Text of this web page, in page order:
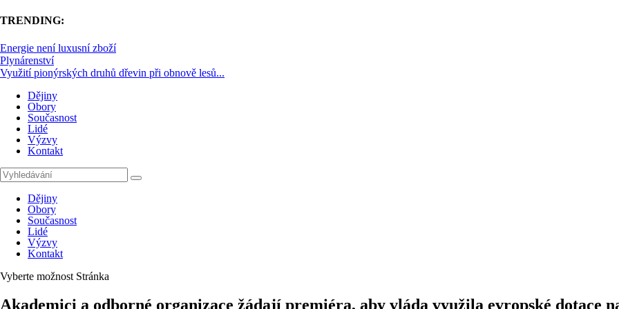
TRENDING:
Energie není luxusní zboží
Plynárenství
Využití pionýrských druhů dřevin při obnově lesů...
Dějiny
Obory
Současnost
Lidé
Výzvy
Kontakt
Dějiny
Obory
Současnost
Lidé
Výzvy
Kontakt
Vyberte možnost Stránka
Akademici a odborné organizace žádají premiéra, aby vláda využila evropské dotace